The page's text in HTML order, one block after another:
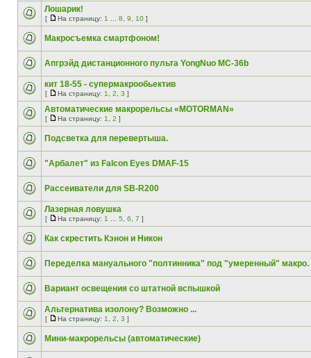
Лошарик!
[ На страницу: 1 8 9 10 ]
Макросъемка смартфоном!
Апгрэйд дистанционного пульта YongNuo MC-36b
кит 18-55 - супермакрообьектив
[ На страницу: 1 2 3 ]
Автоматические макрорельсы «MOTORMAN»
[ На страницу: 1 2 ]
Подсветка для перевертыша.
"Арбалет" из Falcon Eyes DMAF-15
Рассеиватели для SB-R200
Лазерная ловушка
[ На страницу: 1 5 6 7 ]
Как скрестить Кэнон и Никон
Переделка мануального "полтинника" под "умеренный" макро.
Вариант освещения со штатной вспышкой
Альтернатива изолону? Возможно ...
[ На страницу: 1 2 3 ]
Мини-макрорельсы (автоматические)